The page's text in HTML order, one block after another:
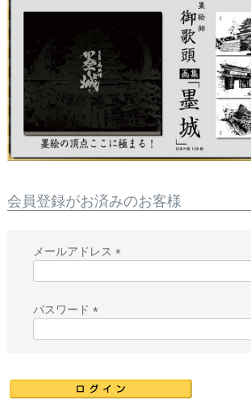
会員登録がお済みのお客様
メールアドレス
)
パスワード
)